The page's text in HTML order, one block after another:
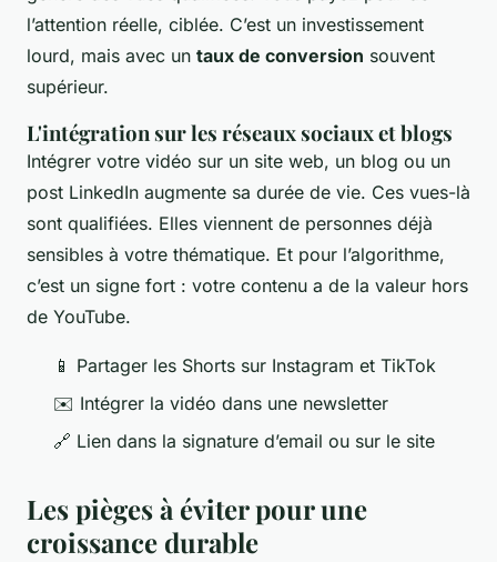
l’attention réelle, ciblée. C’est un investissement
lourd, mais avec un taux de conversion souvent
supérieur.
L'intégration sur les réseaux sociaux et blogs
Intégrer votre vidéo sur un site web, un blog ou un
post LinkedIn augmente sa durée de vie. Ces vues-là
sont qualifiées. Elles viennent de personnes déjà
sensibles à votre thématique. Et pour l’algorithme,
c’est un signe fort : votre contenu a de la valeur hors
de YouTube.
📱 Partager les Shorts sur Instagram et TikTok
✉️ Intégrer la vidéo dans une newsletter
🔗 Lien dans la signature d’email ou sur le site
Les pièges à éviter pour une
croissance durable